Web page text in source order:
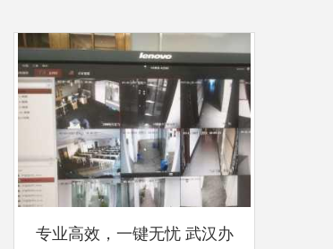
专业高效，一键无忧 武汉办